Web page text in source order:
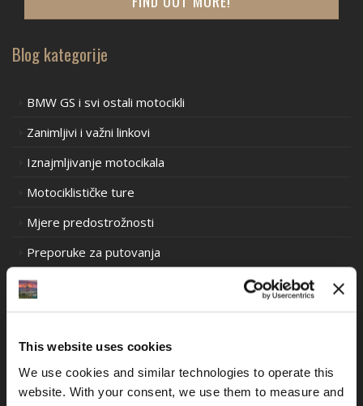
This website uses cookies
We use cookies and similar technologies to operate this
website. With your consent, we use them to measure and
Blog kategorije
BMW GS i svi ostali motocikli
Zanimljivi i važni linkovi
Iznajmljivanje motocikala
Motociklističke ture
Mjere predostrožnosti
Preporuke za putovanja
Prometni propisi u Europi
Prometni propisi Oceanija
Iskustva motociklističkih utrka stare škole